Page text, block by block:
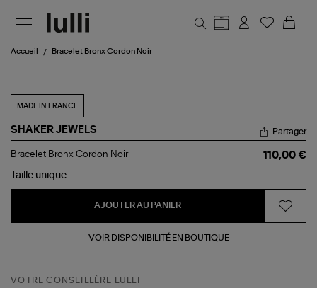
Accueil Bracelet Bronx Cordon Noir
MADE IN FRANCE
SHAKER JEWELS
Bracelet
Cordon
Partager
Bracelet Bronx Cordon Noir
110,00 €
Taille unique
AJOUTER AU PANIER
VOIR DISPONIBILITÉ EN BOUTIQUE
VOTRE CONSEILLÈRE LULLI